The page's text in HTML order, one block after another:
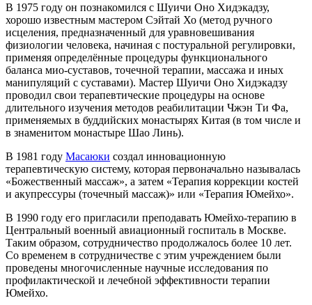
В 1975 году он познакомился с Шуичи Оно Хидэкадзу,
хорошо известным мастером Сэйтай Хо (метод ручного
исцеления, предназначенный для уравновешивания
физиологии человека, начиная с постуральной регулировки,
применяя определённые процедуры функционального
баланса мио-суставов, точечной терапии, массажа и иных
манипуляций с суставами). Мастер Шуичи Оно Хидэкадзу
проводил свои терапевтические процедуры на основе
длительного изучения методов реабилитации Чжэн Ти Фа,
применяемых в буддийских монастырях Китая (в том числе и
в знаменитом монастыре Шао Линь).
В 1981 году Масаюки создал инновационную
терапевтическую систему, которая первоначально называлась
«Божественный массаж», а затем «Терапия коррекции костей
и акупрессуры (точечный массаж)» или «Терапия Юмейхо».
В 1990 году его пригласили преподавать Юмейхо-терапию в
Центральный военный авиационный госпиталь в Москве.
Таким образом, сотрудничество продолжалось более 10 лет.
Со временем в сотрудничестве с этим учреждением были
проведены многочисленные научные исследования по
профилактической и лечебной эффективности терапии
Юмейхо.